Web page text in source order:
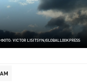
ФОТО: VICTOR LISITSYN/GLOBALLOOKPRESS